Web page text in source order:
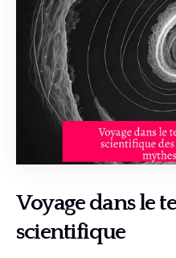
Voyage dans le
scientifique